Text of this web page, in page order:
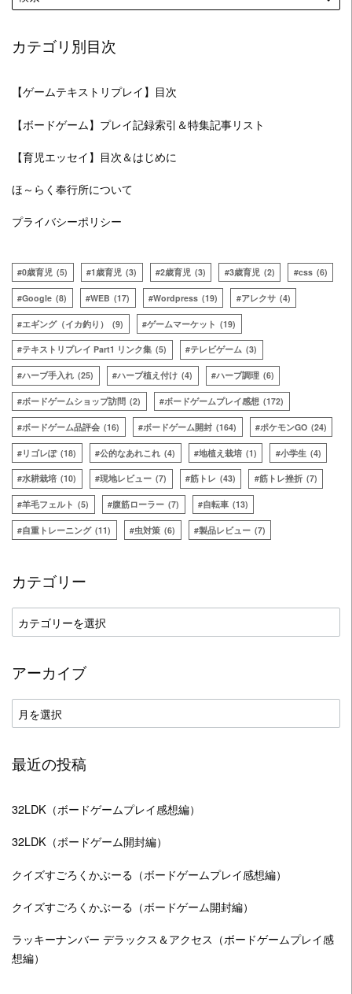
カテゴリ別目次
【ゲームテキストリプレイ】目次
【ボードゲーム】プレイ記録索引＆特集記事リスト
【育児エッセイ】目次＆はじめに
ほ～らく奉行所について
プライバシーポリシー
0歳育児 (5) 1歳育児 (3) 2歳育児 (3) 3歳育児 (2) css (6)
Google (8) WEB (17) Wordpress (19) アレクサ (4)
エギング（イカ釣り） (9) ゲームマーケット (19)
テキストリプレイ Part1 リンク集 (5) テレビゲーム (3)
ハーブ手入れ (25) ハーブ植え付け (4) ハーブ調理 (6)
ボードゲームショップ訪問 (2) ボードゲームプレイ感想 (172)
ボードゲーム品評会 (16) ボードゲーム開封 (164) ポケモンGO (24)
リゴレぽ (18) 公的なあれこれ (4) 地植え栽培 (1) 小学生 (4)
水耕栽培 (10) 現地レビュー (7) 筋トレ (43) 筋トレ挫折 (7)
羊毛フェルト (5) 腹筋ローラー (7) 自転車 (13)
自重トレーニング (11) 虫対策 (6) 製品レビュー (7)
カテゴリー
カ
テ
リ
アーカイブ
ア
ー
イ
最近の投稿
32LDK（ボードゲームプレイ感想編）
32LDK（ボードゲーム開封編）
クイズすごろくかぶーる（ボードゲームプレイ感想編）
クイズすごろくかぶーる（ボードゲーム開封編）
ラッキーナンバー デラックス＆アクセス（ボードゲームプレイ感
想編）